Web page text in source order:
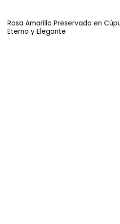
Rosa Amarilla Preservada en
Eterno y Elegante